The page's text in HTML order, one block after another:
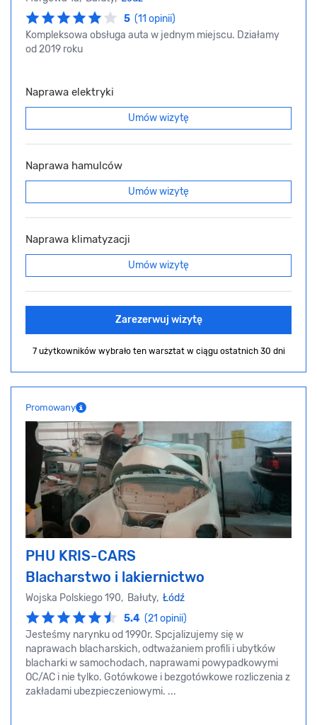
5 (11 opinii)
Kompleksowa obsługa auta w jednym miejscu. Działamy
od 2019 roku
Naprawa elektryki
Umów wizytę
Naprawa hamulców
Umów wizytę
Naprawa klimatyzacji
Umów wizytę
Zarezerwuj wizytę
7 użytkowników wybrało ten warsztat w ciągu ostatnich 30 dni
Promowany
PHU KRIS-CARS
Blacharstwo i lakiernictwo
Wojska Polskiego 190, Bałuty, Łódź
5.4 (21 opinii)
Jesteśmy narynku od 1990r. Spcjalizujemy się w
naprawach blacharskich, odtważaniem profili i ubytków
blacharki w samochodach, naprawami powypadkowymi
OC/AC i nie tylko. Gotówkowe i bezgotówkowe rozliczenia z
zakładami ubezpieczeniowymi. ...